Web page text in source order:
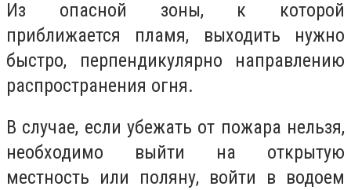
Из опасной зоны, к которой
приближается пламя, выходить нужно
быстро, перпендикулярно направлению
распространения огня.
В случае, если убежать от пожара нельзя,
необходимо выйти на открытую
местность или поляну, войти в водоем